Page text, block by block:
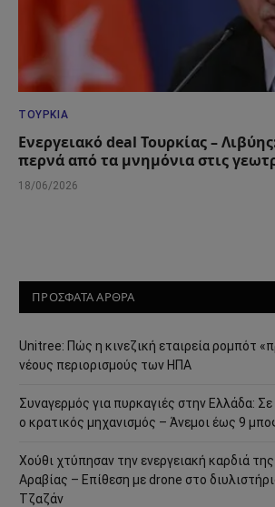
ΤΟΥΡΚΊΑ
Ενεργειακό deal Τουρκίας –
περνά από τα μνημόνια στις
18/06/2026
ΠΡΟΣΦΑΤΑ ΑΡΘΡΑ
Unitree: Πώς η κινεζική εταιρεία ρομπότ
νέους περιορισμούς των ΗΠΑ
Συναγερμός για πυρκαγιές στην Ελλάδα:
ο κρατικός μηχανισμός – Άνεμοι έως 9
Χούθι χτύπησαν την ενεργειακή καρδιά
Αραβίας – Επίθεση με drone στο
Τζαζάν